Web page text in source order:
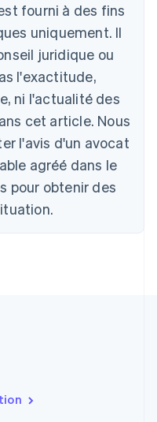
fourni à des fins
uniquement. Il
juridique ou
l'exactitude,
ni l'actualité des
cet article. Nous
l'avis d'un avocat
agréé dans le
pour obtenir des